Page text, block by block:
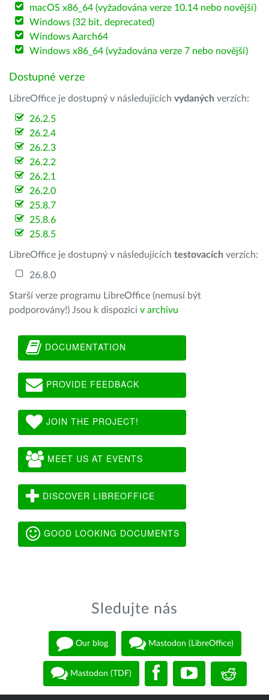
macOS x86_64 (vyžadována verze 10.14 nebo novější)
Windows (32 bit, deprecated)
Windows Aarch64
Windows x86_64 (vyžadována verze 7 nebo novější)
Dostupné verze
LibreOffice je dostupný v následujících vydaných verzích:
26.2.5
26.2.4
26.2.3
26.2.2
26.2.1
26.2.0
25.8.7
25.8.6
25.8.5
LibreOffice je dostupný v následujících testovacích verzích:
26.8.0
Starší verze programu LibreOffice (nemusí být
podporovány!) Jsou k dispozici v archivu
DOCUMENTATION
PROVIDE FEEDBACK
JOIN THE PROJECT!
MEET US AT EVENTS
DISCOVER LIBREOFFICE
GOOD LOOKING DOCUMENTS
Sledujte nás
Our blog Mastodon (LibreOffice)
Mastodon (TDF)